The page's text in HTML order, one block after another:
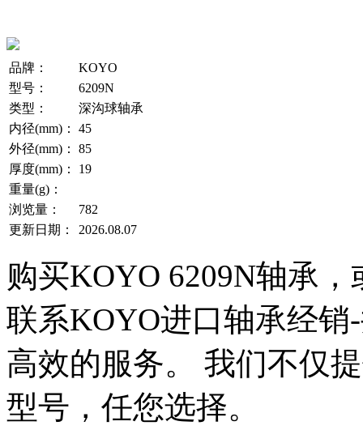
品牌：
KOYO
型号：
6209N
类型：
深沟球轴承
内径(mm)：
45
外径(mm)：
85
厚度(mm)：
19
重量(g)：
浏览量：
782
更新日期：
2026.08.07
购买KOYO 6209N轴承
联系KOYO进口轴承经
高效的服务。 我们不仅
型号，任您选择。